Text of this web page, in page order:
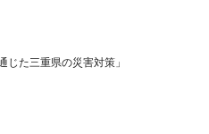
た三重県の災害対策」